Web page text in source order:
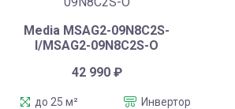
Media MSAG2-09N8C2S-
I/MSAG2-09N8C2S-O
42 990 ₽
до 25 м²
Инвертор